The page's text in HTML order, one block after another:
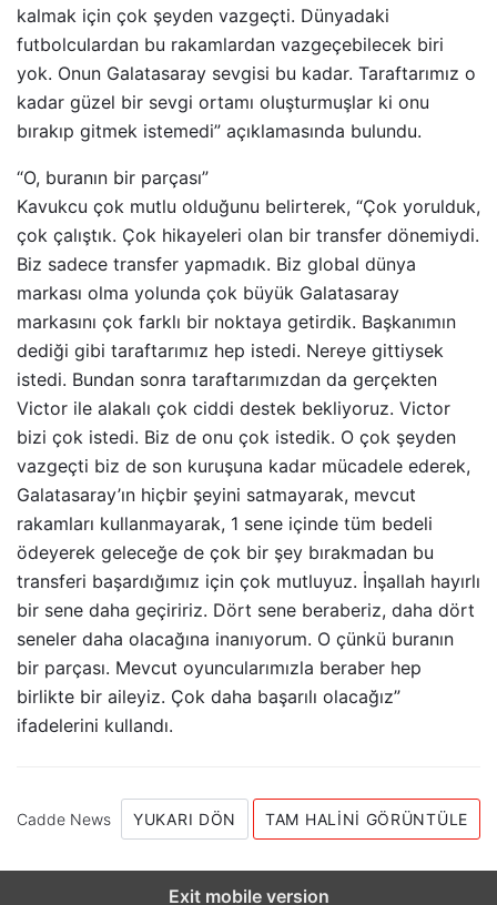
kalmak için çok şeyden vazgeçti. Dünyadaki
futbolculardan bu rakamlardan vazgeçebilecek biri
yok. Onun Galatasaray sevgisi bu kadar. Taraftarımız o
kadar güzel bir sevgi ortamı oluşturmuşlar ki onu
bırakıp gitmek istemedi” açıklamasında bulundu.
“O, buranın bir parçası”
Kavukcu çok mutlu olduğunu belirterek, “Çok yorulduk,
çok çalıştık. Çok hikayeleri olan bir transfer dönemiydi.
Biz sadece transfer yapmadık. Biz global dünya
markası olma yolunda çok büyük Galatasaray
markasını çok farklı bir noktaya getirdik. Başkanımın
dediği gibi taraftarımız hep istedi. Nereye gittiysek
istedi. Bundan sonra taraftarımızdan da gerçekten
Victor ile alakalı çok ciddi destek bekliyoruz. Victor
bizi çok istedi. Biz de onu çok istedik. O çok şeyden
vazgeçti biz de son kuruşuna kadar mücadele ederek,
Galatasaray’ın hiçbir şeyini satmayarak, mevcut
rakamları kullanmayarak, 1 sene içinde tüm bedeli
ödeyerek geleceğe de çok bir şey bırakmadan bu
transferi başardığımız için çok mutluyuz. İnşallah hayırlı
bir sene daha geçiririz. Dört sene beraberiz, daha dört
seneler daha olacağına inanıyorum. O çünkü buranın
bir parçası. Mevcut oyuncularımızla beraber hep
birlikte bir aileyiz. Çok daha başarılı olacağız”
ifadelerini kullandı.
Cadde News YUKARI DÖN TAM HALINI GÖRÜNTÜLE
Exit mobile version